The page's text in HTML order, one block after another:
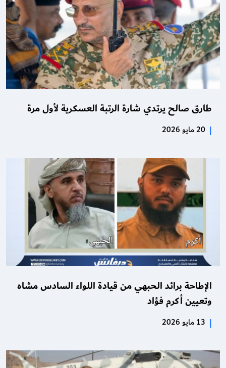
طارق صالح يرتدي شارة الرتبة العسكرية لأول مرة
| 20 مايو 2026
الإطاحة برائد الحبهي من قيادة اللواء السادس مشاه
وتعيين أكرم فؤاد
| 13 مايو 2026